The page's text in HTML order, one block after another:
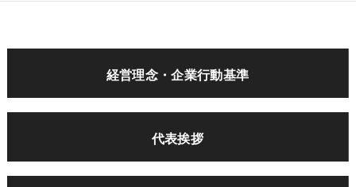
経営理念・企業行動基準
代表挨拶